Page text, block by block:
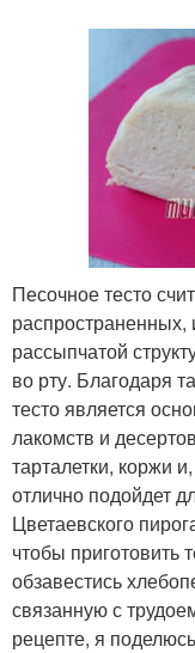
Песочное тесто
распространенных,
рассыпчатой
во рту. Благодаря
тесто является
лакомств и
тарталетки, коржи
отлично подойдет
Цветаевского
чтобы приготовить
обзавестись
связанную с
рецепте, я